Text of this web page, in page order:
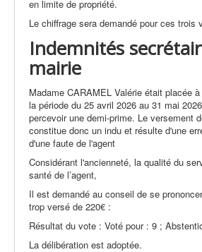
en limite de propriété.
Le chiffrage sera demandé pour ces trois
Indemnités
mairie
Madame CARAMEL Valérie était placée
la période du 25 avril 2026 au 31 mai
percevoir une demi-prime. Le versement
constitue donc un indu et résulte d'une
d'une faute de l'agent
Considérant l'ancienneté, la qualité du
santé de l’agent,
Il est demandé au conseil de se
trop versé de 220€ :
Résultat du vote : Voté pour : 9 ;
La délibération est adoptée.